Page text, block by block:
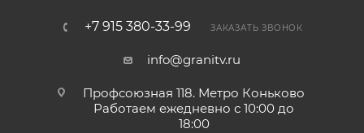
+7 915 380-33-99 ЗАКАЗАТЬ ЗВОНОК
info@granitv.ru
Профсоюзная 118. Метро Коньково
Работаем ежедневно с 10:00 до
18:00